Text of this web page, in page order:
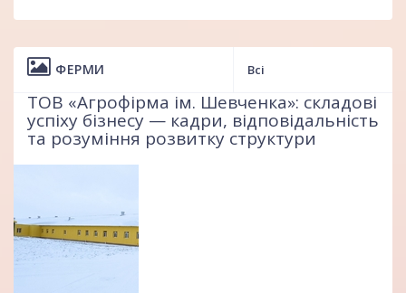
майже на 55%
повноцінної годівлі поголів'я
ФЕРМИ Всі
ТОВ «Агрофірма ім. Шевченка»: складові
успіху бізнесу — кадри, відповідальність
та розуміння розвитку структури